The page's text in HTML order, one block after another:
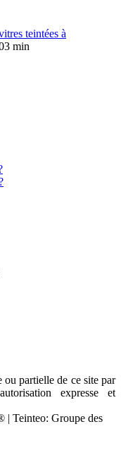
teintées à
min
ou partielle de ce site par
expresse et
Teinteo: Groupe des